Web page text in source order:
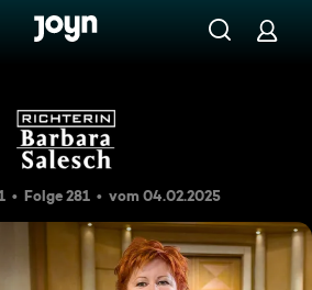
Richterin Barbara Salesch
Folge 281 vom 04.02.2025